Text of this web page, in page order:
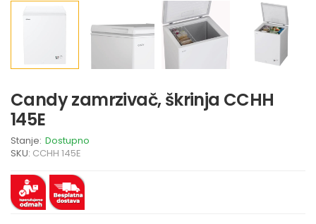
Candy zamrzivač, škrinja CCHH
145E
Stanje: Dostupno
SKU: CCHH 145E